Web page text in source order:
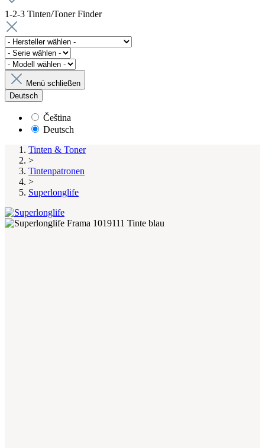
1-2-3 Tinten/Toner Finder
Menü schließen
Deutsch
Čeština
Deutsch
Tinten & Toner
>
Tintenpatronen
>
Superlonglife